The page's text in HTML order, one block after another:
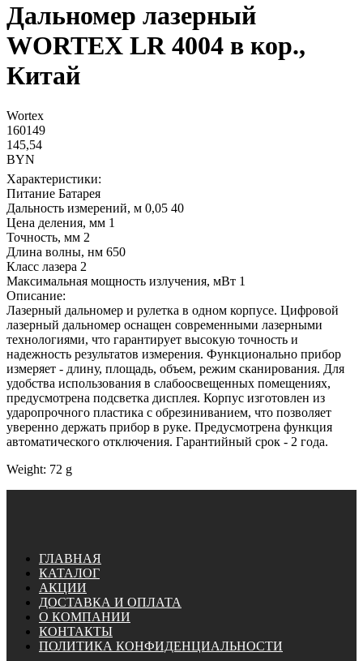
Дальномер лазерный
WORTEX LR 4004 в кор.,
Китай
Wortex
160149
145,54
BYN
Характеристики:
Питание Батарея
Дальность измерений, м 0,05 40
Цена деления, мм 1
Точность, мм 2
Длина волны, нм 650
Класс лазера 2
Максимальная мощность излучения, мВт 1
Описание:
Лазерный дальномер и рулетка в одном корпусе. Цифровой
лазерный дальномер оснащен современными лазерными
технологиями, что гарантирует высокую точность и
надежность результатов измерения. Функционально прибор
измеряет - длину, площадь, объем, режим сканирования. Для
удобства использования в слабоосвещенных помещениях,
предусмотрена подсветка дисплея. Корпус изготовлен из
ударопрочного пластика с обрезиниванием, что позволяет
уверенно держать прибор в руке. Предусмотрена функция
автоматического отключения. Гарантийный срок - 2 года.
Weight: 72 g
ГЛАВНАЯ
КАТАЛОГ
АКЦИИ
ДОСТАВКА И ОПЛАТА
О КОМПАНИИ
КОНТАКТЫ
ПОЛИТИКА КОНФИДЕНЦИАЛЬНОСТИ